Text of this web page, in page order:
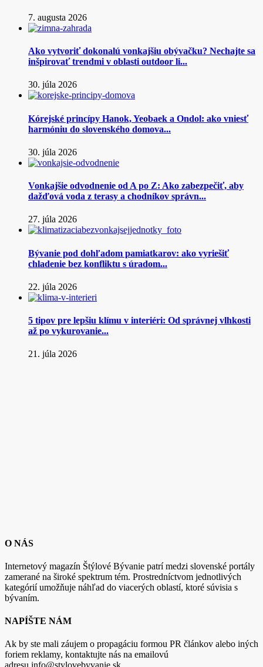
7. augusta 2026
Ako vytvoriť dokonalú vonkajšiu obývačku? Nechajte sa
inšpirovať trendmi v oblasti outdoor li...
30. júla 2026
Kórejské princípy Hanok, Yeobaek a Ondol: ako vniesť
harmóniu do slovenského domova...
30. júla 2026
Vonkajšie odvodnenie od A po Z: Ako zabezpečiť, aby
dažďová voda z terasy a chodníkov správn...
27. júla 2026
Bývanie pod dohľadom pamiatkarov: ako vyriešiť
chladenie bez konfliktu s úradom...
22. júla 2026
5 tipov pre lepšiu klímu v interiéri: Od správnej vlhkosti
až po vykurovanie...
21. júla 2026
O NÁS
Internetový magazín Štýlové Bývanie patrí medzi slovenské portály
zamerané na široké spektrum tém. Prostredníctvom jednotlivých
kategórií umožňuje náhľad do viacerých oblastí, ktoré súvisia s
bývaním.
NAPÍŠTE NÁM
Ak by ste mali záujem o propagáciu formou PR článkov alebo iných
foriem reklamy, kontaktujte nás na emailovú